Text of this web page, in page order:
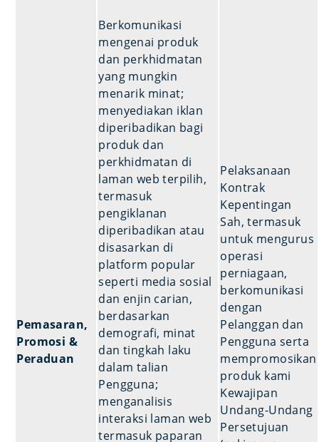
Pemasaran,
Promosi &
Peraduan
Berkomunikasi
mengenai produk
dan perkhidmatan
yang mungkin
menarik minat;
menyediakan iklan
diperibadikan bagi
produk dan
perkhidmatan di
laman web terpilih,
termasuk
pengiklanan
diperibadikan atau
disasarkan di
platform popular
seperti media sosial
dan enjin carian,
berdasarkan
demografi, minat
dan tingkah laku
dalam talian
Pengguna;
menganalisis
interaksi laman web
termasuk paparan
Pelaksanaan
Kontrak
Kepentingan
Sah, termasuk
untuk mengurus
operasi
perniagaan,
berkomunikasi
dengan
Pelanggan dan
Pengguna serta
mempromosikan
produk kami
Kewajipan
Undang-Undang
Persetujuan